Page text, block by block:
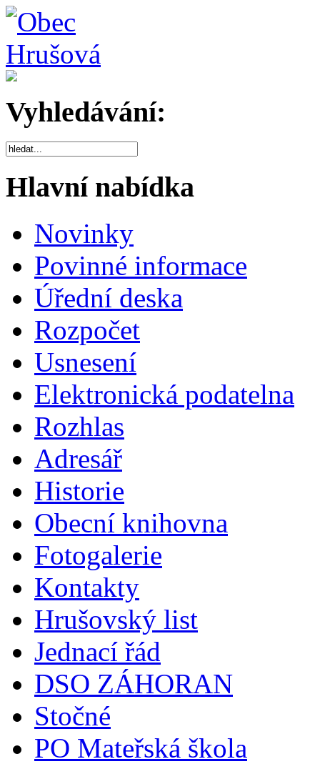
Vyhledávání:
Hlavní nabídka
Novinky
Povinné informace
Úřední deska
Rozpočet
Usnesení
Elektronická podatelna
Rozhlas
Adresář
Historie
Obecní knihovna
Fotogalerie
Kontakty
Hrušovský list
Jednací řád
DSO ZÁHORAN
Stočné
PO Mateřská škola